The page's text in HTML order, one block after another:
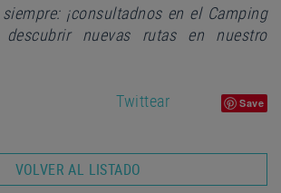
¡consultadnos en el Camping
descubrir nuevas rutas en nuestro
Twittear Save
VOLVER AL LISTADO